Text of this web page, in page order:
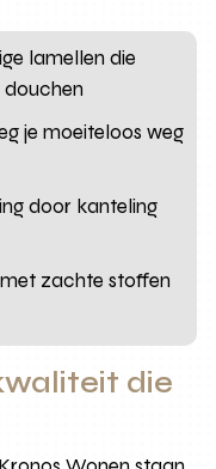
lamellen die
douchen
je moeiteloos weg
door kanteling
zachte stoffen
die